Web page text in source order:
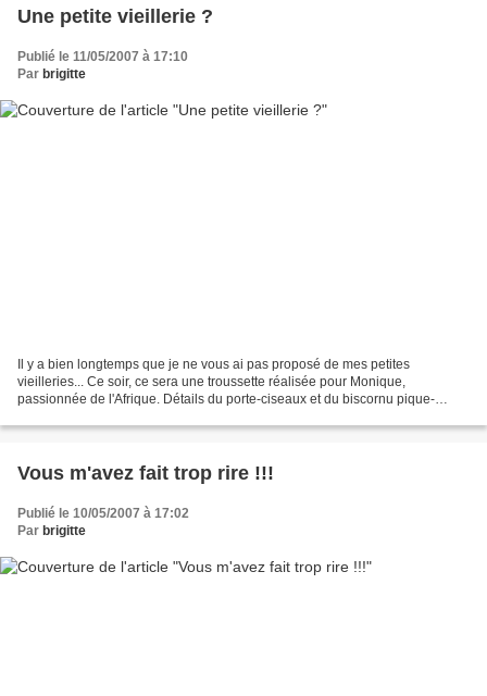
Une petite vieillerie ?
Publié le 11/05/2007 à 17:10
Par brigitte
Il y a bien longtemps que je ne vous ai pas proposé de mes petites
vieilleries... Ce soir, ce sera une troussette réalisée pour Monique,
passionnée de l'Afrique. Détails du porte-ciseaux et du biscornu pique-
Vous m'avez fait trop rire !!!
Publié le 10/05/2007 à 17:02
Par brigitte